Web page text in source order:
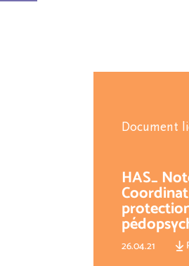
Document
HAS_
26.04.21